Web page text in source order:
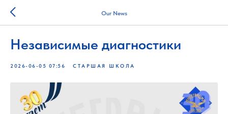
Our News
Независимые диагностики
2026-06-05 07:56 СТАРШАЯ ШКОЛА